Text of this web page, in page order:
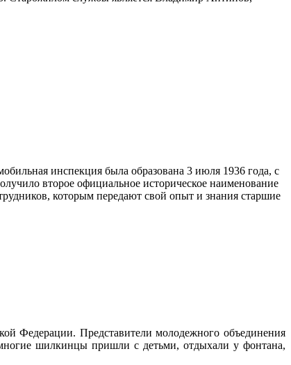
инспекция была образована 3 июля 1936 года, с
второе официальное историческое наименование
которым передают свой опыт и знания старшие
Федерации. Представители молодежного объединения
шилкинцы пришли с детьми, отдыхали у фонтана,